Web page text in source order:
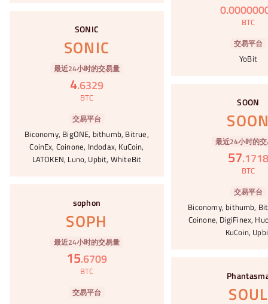
0.
BTC
交易平台
YoBit
SONIC
SONIC
最近24小时的交易量
4.6329
BTC
交易平台
Biconomy, BigONE, bithumb, Bitrue,
CoinEx, Coinone, Indodax, KuCoin,
LATOKEN, Luno, Upbit, WhiteBit
SOON
最近24小时的
57.1718
BTC
交易平台
Biconomy, bithumb,
Coinone, DigiFinex,
KuCoin,
sophon
SOPH
最近24小时的交易量
15.6709
BTC
交易平台 SOUL